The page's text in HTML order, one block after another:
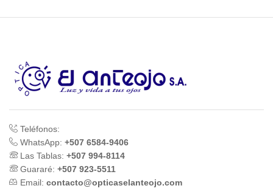
Teléfonos:
WhatsApp: +507 6584-9406
Las Tablas: +507 994-8114
Guararé: +507 923-5511
Email: contacto@opticaselanteojo.com